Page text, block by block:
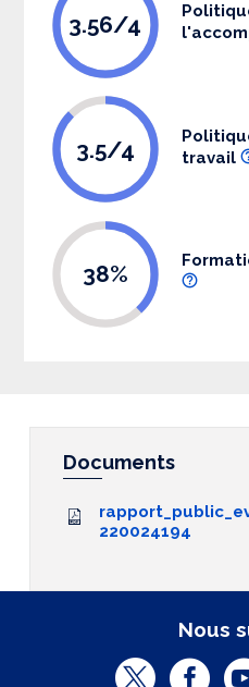
3.56/4
3.5/4
travail
38%
Documents
220024194
Nous
T
F